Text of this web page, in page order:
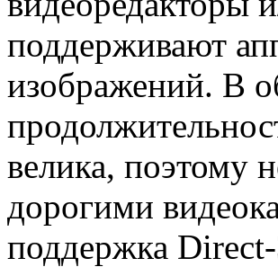
поддерживают
изображений. В
велика, поэтому
дорогими
поддержка